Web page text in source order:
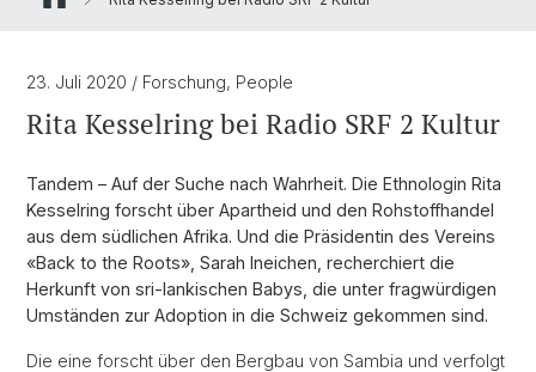
23. Juli 2020 / Forschung, People
Rita Kesselring bei Radio SRF 2 Kultur
Tandem – Auf der Suche nach Wahrheit. Die Ethnologin Rita
Kesselring forscht über Apartheid und den Rohstoffhandel
aus dem südlichen Afrika. Und die Präsidentin des Vereins
«Back to the Roots», Sarah Ineichen, recherchiert die
Herkunft von sri-lankischen Babys, die unter fragwürdigen
Umständen zur Adoption in die Schweiz gekommen sind.
Die eine forscht über den Bergbau von Sambia und verfolgt